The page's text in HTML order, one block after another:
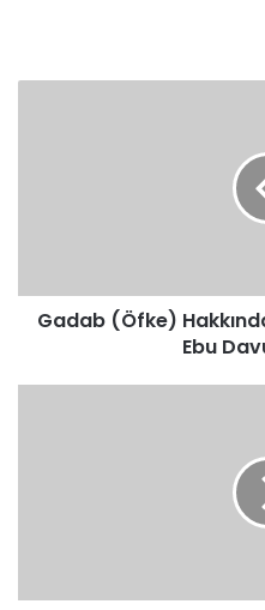
Tirmizi
Gadab (Öfke)
Ebu